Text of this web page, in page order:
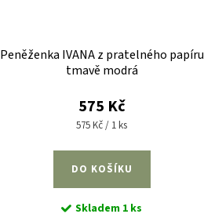
Peněženka IVANA z pratelného papíru
tmavě modrá
575 Kč
Měrná
575 Kč / 1 ks
DO KOŠÍKU
Skladem 1 ks